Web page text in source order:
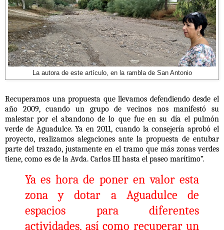
La autora de este artículo, en la rambla de San Antonio
Recuperamos una propuesta que llevamos defendiendo desde el
año 2009, cuando un grupo de vecinos nos manifestó su
malestar por el abandono de lo que fue en su día el pulmón
verde de Aguadulce. Ya en 2011, cuando la consejería aprobó el
proyecto, realizamos alegaciones ante la propuesta de entubar
parte del trazado, justamente en el tramo que más zonas verdes
tiene, como es de la Avda. Carlos III hasta el paseo marítimo”.
Ya es hora de poner en valor esta
zona y dotar a Aguadulce de
espacios para diferentes
actividades, así como recuperar un